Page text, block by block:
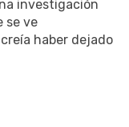
investigación
se ve
haber dejado